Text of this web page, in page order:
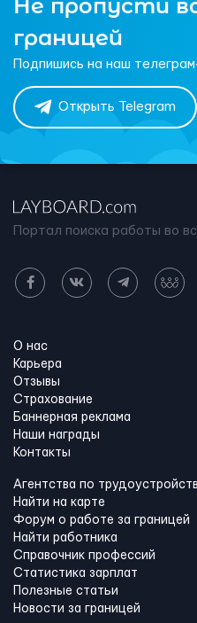
Не пропусти
границей
Подпишись на наш
Открыть Telegram
Портал поиска работы во
О нас
Карьера
Отзывы
Страхование
Баннерная реклама
Наши награды
Контакты
Агентства по
Найти на карте
Форум о работе за границей
Найти работника
Справочник профессий
Статистика зарплат
Полезные статьи
Новости за границей